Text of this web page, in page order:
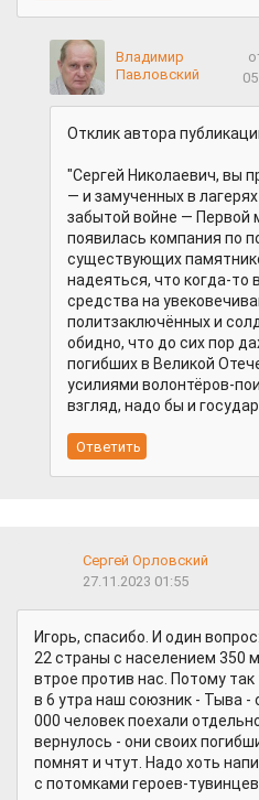
Владимир
Павловский
Отклик автора
"Сергей Николаевич, вы
— и замученных в
забытой войне — Первой
появилась компания по
существующих
надеяться, что когда-то
средства на
политзаключённых и
обидно, что до сих пор
погибших в Великой
усилиями волонтёров-
взгляд, надо бы и
Сергей Орловский
27.11.2023 01:55
Игорь, спасибо. И один
22 страны с населением 350
втрое против нас. Потому
в 6 утра наш союзник - Тыва -
000 человек поехали
вернулось - они своих
помнят и чтут. Надо хоть
с потомками героев-тувинцев.